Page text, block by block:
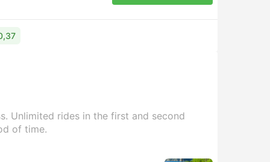
Unlimited rides in the first and second
of time.